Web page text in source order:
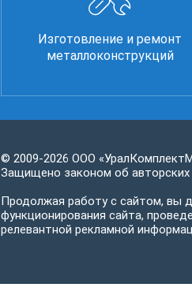
Изготовление и ремонт
металлоконструкций
© 2009-2026 ООО
Защищено законом об авторских
Продолжая работу с сайтом, вы
функционирования сайта,
релевантной рекламной